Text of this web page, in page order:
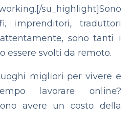
su_highlight]Sono
imprenditori, traduttori
sono tanti i
essere svolti da remoto.
migliori per vivere e
lavorare online?
avere un costo della